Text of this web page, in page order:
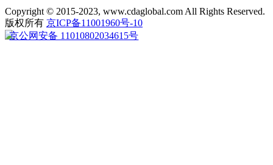
Copyright © 2015-2023, www.cdaglobal.com All Rights Reserved.
版权所有 京ICP备11001960号-10
京公网安备 11010802034615号